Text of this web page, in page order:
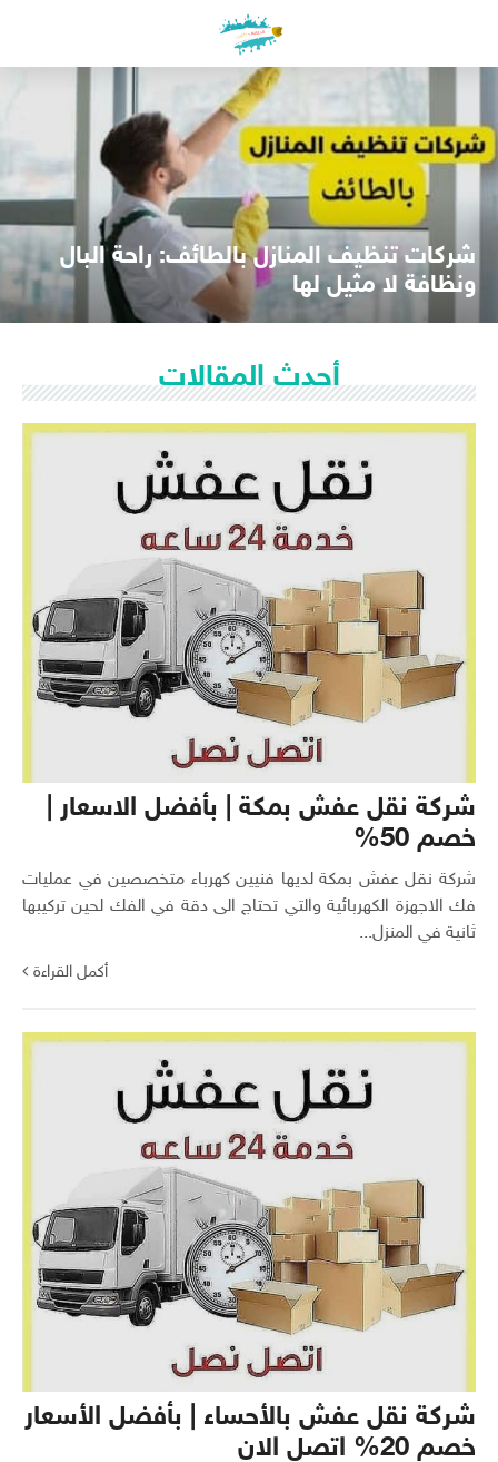
شركات تنظيف المنازل بالطائف: راحة البال
ونظافة لا مثيل لها
تعد الطائف مدينة ساحرة تجمع بين الأصالة والحداثة، وتتميز بمنازلها الفاخرة
أحدث المقالات
شركة نقل عفش بمكة | بأفضل الاسعار |
خصم 50%
شركة نقل عفش بمكة لديها فنيين كهرباء متخصصين في عمليات
فك الاجهزة الكهربائية والتي تحتاج الى دقة في الفك لحين تركيبها
ثانية في المنزل...
أكمل القراءة
شركة نقل عفش بالأحساء | بأفضل الأسعار
خصم 20% اتصل الان